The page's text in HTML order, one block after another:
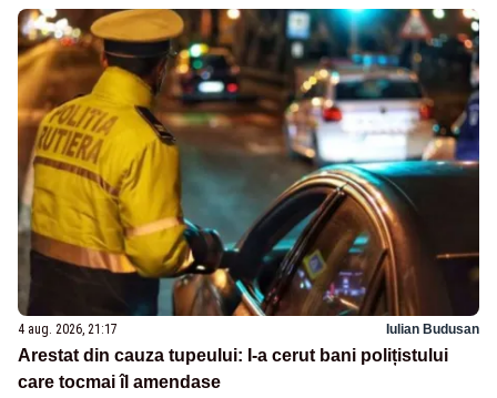
4 aug. 2026, 21:17 Iulian Budusan
Arestat din cauza tupeului: I-a cerut bani polițistului
care tocmai îl amendase